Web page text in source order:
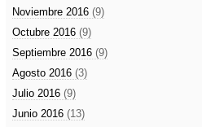
Noviembre 2016 (9)
Octubre 2016 (9)
Septiembre 2016 (9)
Agosto 2016 (3)
Julio 2016 (9)
Junio 2016 (13)